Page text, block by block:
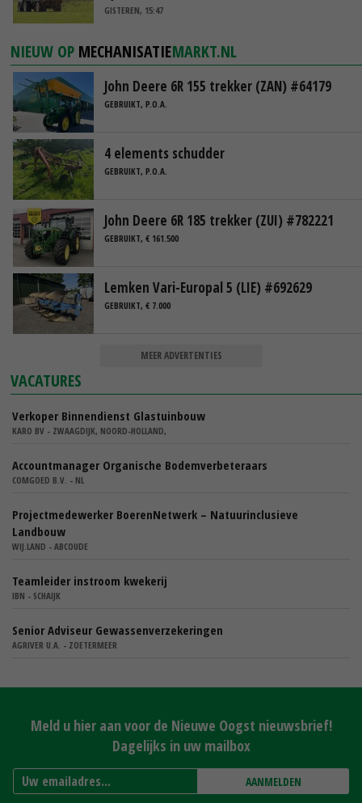
GISTEREN, 15:47
NIEUW OP MECHANISATIEMARKT.NL
John Deere 6R 155 trekker (ZAN) #64179
GEBRUIKT, P.O.A.
4 elements schudder
GEBRUIKT, P.O.A.
John Deere 6R 185 trekker (ZUI) #782221
GEBRUIKT, € 161.500
Lemken Vari-Europal 5 (LIE) #692629
GEBRUIKT, € 7.000
MEER ADVERTENTIES
VACATURES
Verkoper Binnendienst Glastuinbouw
KARO BV - ZWAAGDIJK, NOORD-HOLLAND,
Accountmanager Organische Bodemverbeteraars
COMGOED B.V. - NL
Projectmedewerker BoerenNetwerk – Natuurinclusieve
Landbouw
WIJ.LAND - ABCOUDE
Teamleider instroom kwekerij
IBN - SCHAIJK
Senior Adviseur Gewassenverzekeringen
AGRIVER U.A. - ZOETERMEER
Meld u hier aan voor de Nieuwe Oogst nieuwsbrief!
Dagelijks in uw mailbox
AANMELDEN